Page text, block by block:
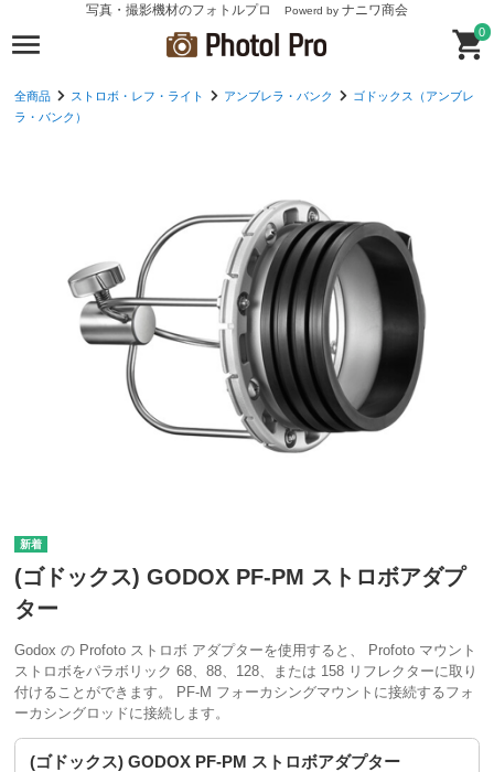
写真・撮影機材のフォトルプロ Powerd by ナニワ商会
0
全商品 ストロボ・レフ・ライト アンブレラ・バンク
ゴドックス（アンブレ
ラ・バンク）
(ゴドックス) GODOX PF-PM ストロボアダプ
ター
Godox の Profoto ストロボ アダプターを使用すると、 Profoto マウント
ストロボをパラボリック 68、88、128、または 158 リフレクターに取り
付けることができます。 PF-M フォーカシングマウントに接続するフォ
ーカシングロッドに接続します。
(ゴドックス) GODOX PF-PM ストロボアダプター